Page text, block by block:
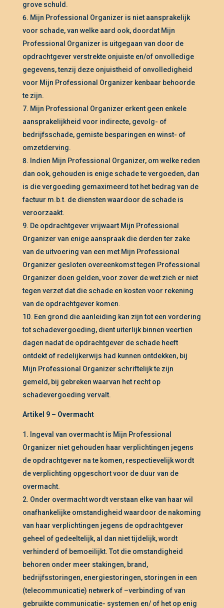
grove schuld.
Mijn Professional Organizer is niet aansprakelijk
voor schade, van welke aard ook, doordat Mijn
Professional Organizer is uitgegaan van door de
opdrachtgever verstrekte onjuiste en/of onvolledige
gegevens, tenzij deze onjuistheid of onvolledigheid
voor Mijn Professional Organizer kenbaar behoorde
te zijn.
Mijn Professional Organizer erkent geen enkele
aansprakelijkheid voor indirecte, gevolg- of
bedrijfsschade, gemiste besparingen en winst- of
omzetderving.
Indien Mijn Professional Organizer, om welke reden
dan ook, gehouden is enige schade te vergoeden, dan
is die vergoeding gemaximeerd tot het bedrag van de
factuur m.b.t. de diensten waardoor de schade is
veroorzaakt.
De opdrachtgever vrijwaart Mijn Professional
Organizer van enige aanspraak die derden ter zake
van de uitvoering van een met Mijn Professional
Organizer gesloten overeenkomst tegen Professional
Organizer doen gelden, voor zover de wet zich er niet
tegen verzet dat die schade en kosten voor rekening
van de opdrachtgever komen.
Een grond die aanleiding kan zijn tot een vordering
tot schadevergoeding, dient uiterlijk binnen veertien
dagen nadat de opdrachtgever de schade heeft
ontdekt of redelijkerwijs had kunnen ontdekken, bij
Mijn Professional Organizer schriftelijk te zijn
gemeld, bij gebreken waarvan het recht op
schadevergoeding vervalt.
Artikel 9 – Overmacht
Ingeval van overmacht is Mijn Professional
Organizer niet gehouden haar verplichtingen jegens
de opdrachtgever na te komen, respectievelijk wordt
de verplichting opgeschort voor de duur van de
overmacht.
Onder overmacht wordt verstaan elke van haar wil
onafhankelijke omstandigheid waardoor de nakoming
van haar verplichtingen jegens de opdrachtgever
geheel of gedeeltelijk, al dan niet tijdelijk, wordt
verhinderd of bemoeilijkt. Tot die omstandigheid
behoren onder meer stakingen, brand,
bedrijfsstoringen, energiestoringen, storingen in een
(telecommunicatie) netwerk of –verbinding of van
gebruikte communicatie- systemen en/ of het op enig